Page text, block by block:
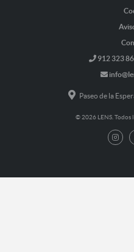
912 323
Paseo de la
© 2026 LENS. Todos